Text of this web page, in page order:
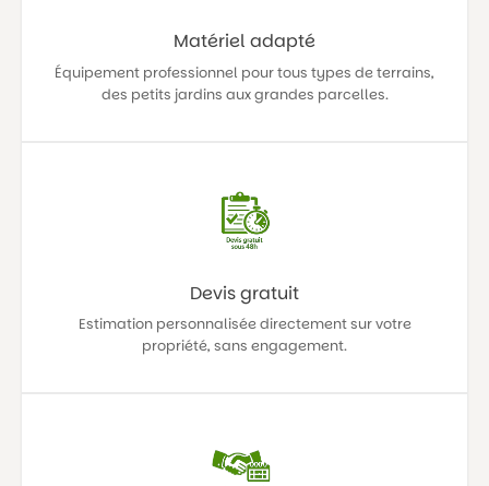
Matériel adapté
Équipement professionnel pour tous types de terrains,
des petits jardins aux grandes parcelles.
Devis gratuit
Estimation personnalisée directement sur votre
propriété, sans engagement.